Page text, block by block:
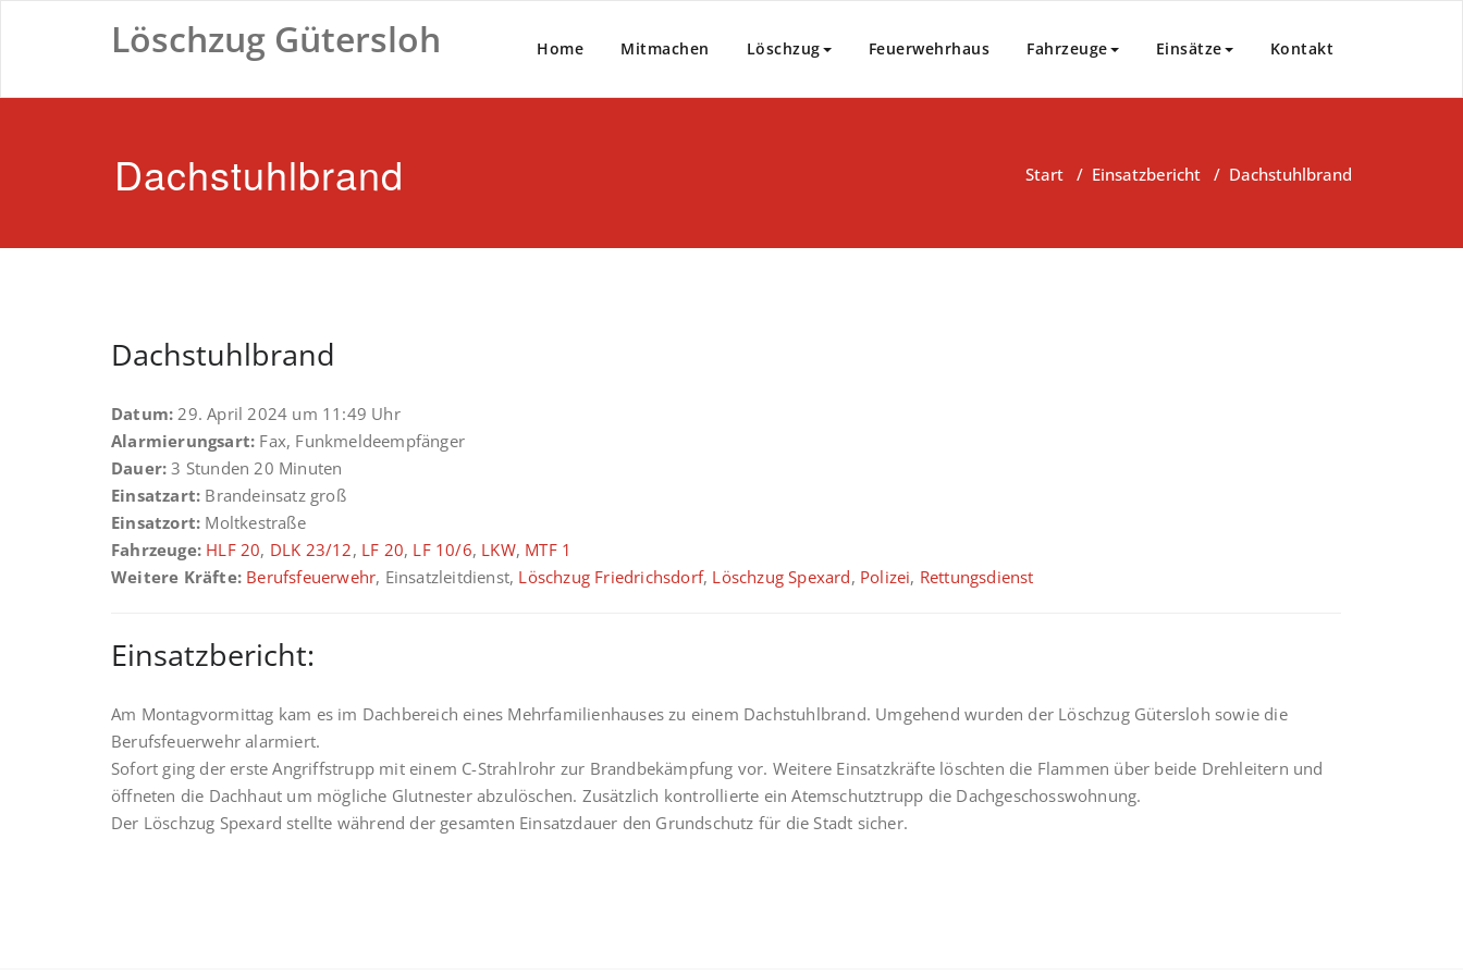
Löschzug Gütersloh Home Mitmachen Löschzug Feuerwehrhaus Fahrzeuge Einsätze Kontakt
Dachstuhlbrand Start / Einsatzbericht / Dachstuhlbrand
Dachstuhlbrand
Datum: 29. April 2024 um 11:49 Uhr
Alarmierungsart: Fax, Funkmeldeempfänger
Dauer: 3 Stunden 20 Minuten
Einsatzart: Brandeinsatz groß
Einsatzort: Moltkestraße
Fahrzeuge: HLF 20, DLK 23/12, LF 20, LF 10/6, LKW, MTF 1
Weitere Kräfte: Berufsfeuerwehr, Einsatzleitdienst, Löschzug Friedrichsdorf, Löschzug Spexard, Polizei, Rettungsdienst
Einsatzbericht:
Am Montagvormittag kam es im Dachbereich eines Mehrfamilienhauses zu einem Dachstuhlbrand. Umgehend wurden der Löschzug Gütersloh sowie die
Berufsfeuerwehr alarmiert.
Sofort ging der erste Angriffstrupp mit einem C-Strahlrohr zur Brandbekämpfung vor. Weitere Einsatzkräfte löschten die Flammen über beide Drehleitern und
öffneten die Dachhaut um mögliche Glutnester abzulöschen. Zusätzlich kontrollierte ein Atemschutztrupp die Dachgeschosswohnung.
Der Löschzug Spexard stellte während der gesamten Einsatzdauer den Grundschutz für die Stadt sicher.